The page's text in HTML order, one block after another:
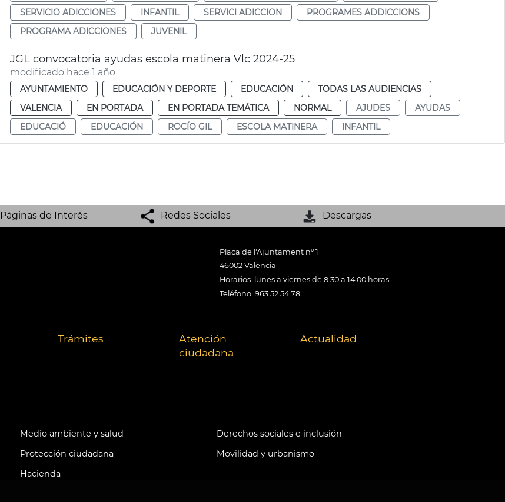
SERVICIO ADICCIONES
INFANTIL SERVICI ADICCION
PROGRAMES ADDICCIONS
PROGRAMA ADICCIONES
JUVENIL
JGL convocatoria ayudas escola matinera Vlc 2024-25
modificado hace 1 año
AYUNTAMIENTO EDUCACIÓN Y DEPORTE EDUCACIÓN
TODAS LAS AUDIENCIAS
VALENCIA
EN PORTADA EN PORTADA TEMÁTICA NORMAL AJUDES
AYUDAS
EDUCACIÓ
EDUCACIÓN ROCÍO GIL ESCOLA MATINERA INFANTIL
Páginas de Interés Redes Sociales Descargas
Plaça de l'Ajuntament nº 1
46002 València
Horarios: lunes a viernes de 8:30 a 14:00 horas
Teléfono: 963 52 54 78
Trámites
Atención
ciudadana
Actualidad
Medio ambiente y salud
Derechos sociales e inclusión
Protección ciudadana
Movilidad y urbanismo
Hacienda